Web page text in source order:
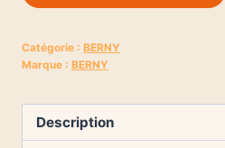
Catégorie : BERNY
Marque : BERNY
Description